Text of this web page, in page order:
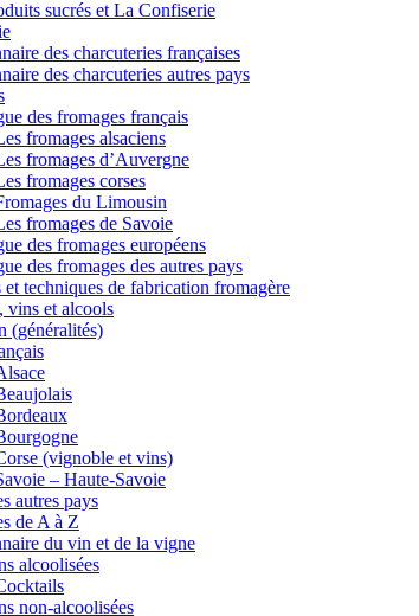
sucrés et La Confiserie
des charcuteries françaises
des charcuteries autres pays
des fromages français
fromages alsaciens
fromages d’Auvergne
fromages corses
du Limousin
fromages de Savoie
des fromages européens
des fromages des autres pays
et techniques de fabrication fromagère
vins et alcools
(généralités)
(vignoble et vins)
– Haute-Savoie
autres pays
de A à Z
du vin et de la vigne
alcoolisées
non-alcoolisées